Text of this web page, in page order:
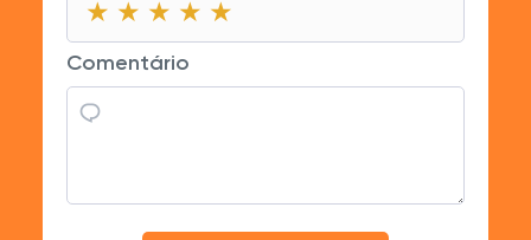
★
★ ★
★ ★ ★
★ ★ ★ ★
★ ★ ★ ★ ★
Comentário